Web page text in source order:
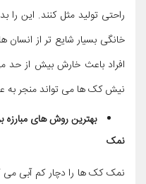
راحتی تولید مثل کنند. این
خانگی بسیار شایع تر از
افراد باعث خارش بیش از حد
نیش کک ها می تواند منجر به
بهترین روش های مبارزه
نمک
نمک کک ها را دچار کم آبی می